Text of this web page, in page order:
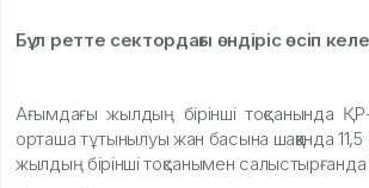
Бұл ретте сектордағы өндіріс өсіп
Ағымдағы жылдың бірінші тоқсанында
орташа тұтынылуы жан басына шаққанда 11,5
жылдың бірінші тоқсанымен салыстырғанда